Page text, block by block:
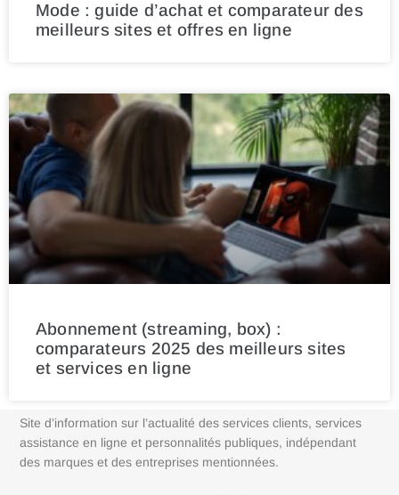
Mode : guide d’achat et comparateur des
meilleurs sites et offres en ligne
Abonnement (streaming, box) :
comparateurs 2025 des meilleurs sites
et services en ligne
Site d’information sur l’actualité des services clients, services
assistance en ligne et personnalités publiques, indépendant
des marques et des entreprises mentionnées.